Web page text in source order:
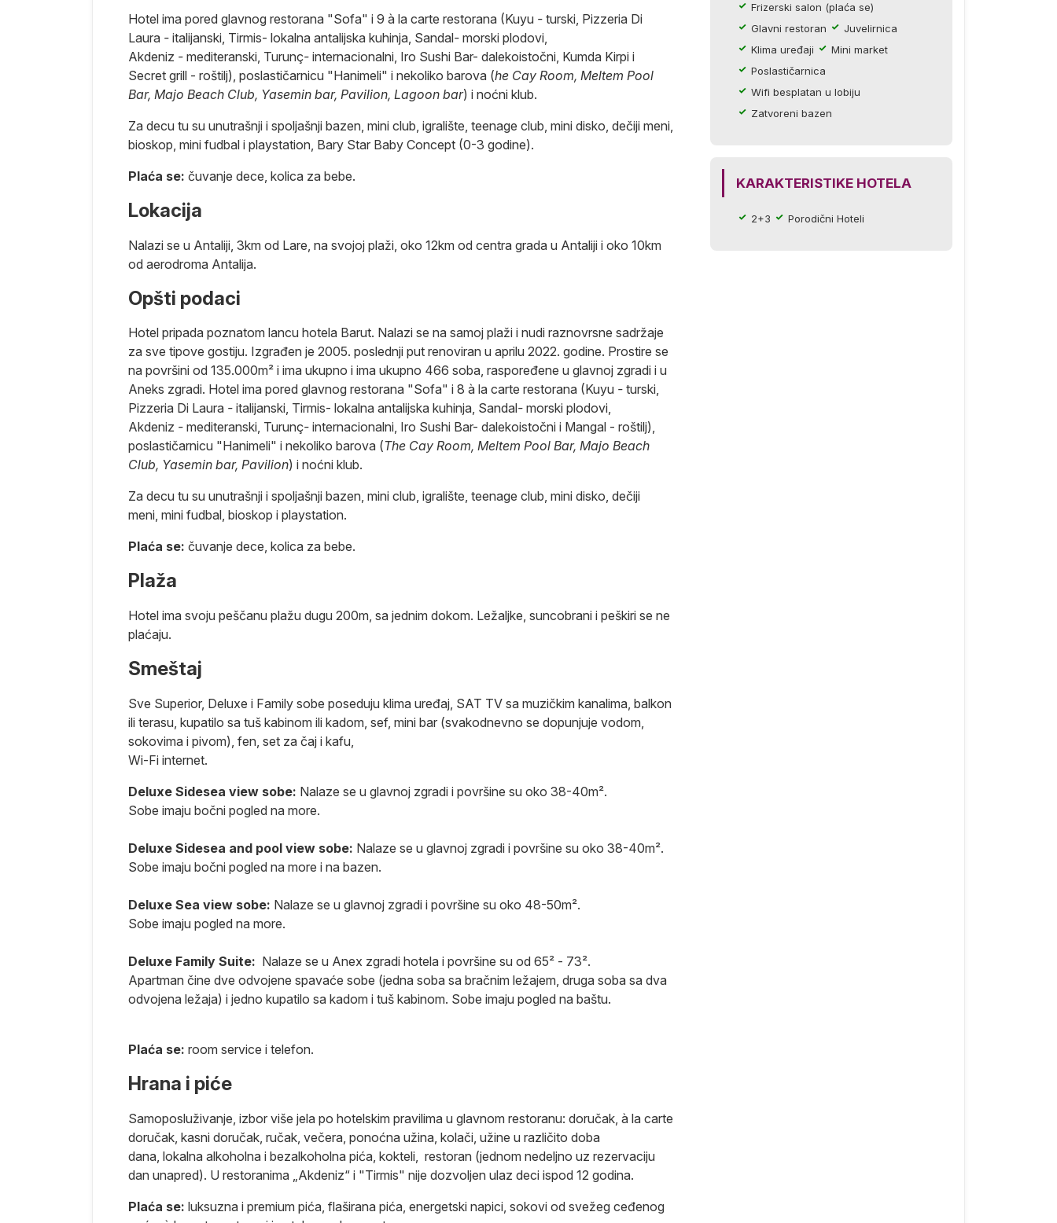
Hotel ima pored glavnog restorana "Sofa" i 9 à la carte restorana (Kuyu - turski, Pizzeria Di
Laura - italijanski, Tirmis- lokalna antalijska kuhinja, Sandal- morski plodovi,
Akdeniz - mediteranski, Turunç- internacionalni, Iro Sushi Bar- dalekoistočni, Kumda Kirpi i
Secret grill - roštilj), poslastičarnicu "Hanimeli" i nekoliko barova (he Cay Room, Meltem Pool
Bar, Majo Beach Club, Yasemin bar, Pavilion, Lagoon bar) i noćni klub.
Za decu tu su unutrašnji i spoljašnji bazen, mini club, igralište, teenage club, mini disko, dečiji meni,
bioskop, mini fudbal i playstation, Bary Star Baby Concept (0-3 godine).
Plaća se: čuvanje dece, kolica za bebe.
Lokacija
Nalazi se u Antaliji, 3km od Lare, na svojoj plaži, oko 12km od centra grada u Antaliji i oko 10km
od aerodroma Antalija.
Opšti podaci
Hotel pripada poznatom lancu hotela Barut. Nalazi se na samoj plaži i nudi raznovrsne sadržaje
za sve tipove gostiju. Izgrađen je 2005. poslednji put renoviran u aprilu 2022. godine. Prostire se
na površini od 135.000m² i ima ukupno i ima ukupno 466 soba, raspoređene u glavnoj zgradi i u
Aneks zgradi. Hotel ima pored glavnog restorana "Sofa" i 8 à la carte restorana (Kuyu - turski,
Pizzeria Di Laura - italijanski, Tirmis- lokalna antalijska kuhinja, Sandal- morski plodovi,
Akdeniz - mediteranski, Turunç- internacionalni, Iro Sushi Bar- dalekoistočni i Mangal - roštilj),
poslastičarnicu "Hanimeli" i nekoliko barova (The Cay Room, Meltem Pool Bar, Majo Beach
Club, Yasemin bar, Pavilion) i noćni klub.
Za decu tu su unutrašnji i spoljašnji bazen, mini club, igralište, teenage club, mini disko, dečiji
meni, mini fudbal, bioskop i playstation.
Plaća se: čuvanje dece, kolica za bebe.
Plaža
Hotel ima svoju peščanu plažu dugu 200m, sa jednim dokom. Ležaljke, suncobrani i peškiri se ne
plaćaju.
Smeštaj
Sve Superior, Deluxe i Family sobe poseduju klima uređaj, SAT TV sa muzičkim kanalima, balkon
ili terasu, kupatilo sa tuš kabinom ili kadom, sef, mini bar (svakodnevno se dopunjuje vodom,
sokovima i pivom), fen, set za čaj i kafu,
Wi-Fi internet.
Deluxe Sidesea view sobe: Nalaze se u glavnoj zgradi i površine su oko 38-40m².
Sobe imaju bočni pogled na more.
Deluxe Sidesea and pool view sobe: Nalaze se u glavnoj zgradi i površine su oko 38-40m².
Sobe imaju bočni pogled na more i na bazen.
Deluxe Sea view sobe: Nalaze se u glavnoj zgradi i površine su oko 48-50m².
Sobe imaju pogled na more.
Deluxe Family Suite: Nalaze se u Anex zgradi hotela i površine su od 65² - 73².
Apartman čine dve odvojene spavaće sobe (jedna soba sa bračnim ležajem, druga soba sa dva
odvojena ležaja) i jedno kupatilo sa kadom i tuš kabinom. Sobe imaju pogled na baštu.
Plaća se: room service i telefon.
Hrana i piće
Samoposluživanje, izbor više jela po hotelskim pravilima u glavnom restoranu: doručak, à la carte
doručak, kasni doručak, ručak, večera, ponoćna užina, kolači, užine u različito doba
dana, lokalna alkoholna i bezalkoholna pića, kokteli, restoran (jednom nedeljno uz rezervaciju
dan unapred). U restoranima „Akdeniz“ i "Tirmis" nije dozvoljen ulaz deci ispod 12 godina.
Plaća se: luksuzna i premium pića, flaširana pića, energetski napici, sokovi od svežeg ceđenog
Frizerski salon (plaća se)
Glavni restoran
Juvelirnica
Klima uređaji
Mini market
Poslastičarnica
Wifi besplatan u lobiju
Zatvoreni bazen
KARAKTERISTIKE HOTELA
2+3 Porodični Hoteli